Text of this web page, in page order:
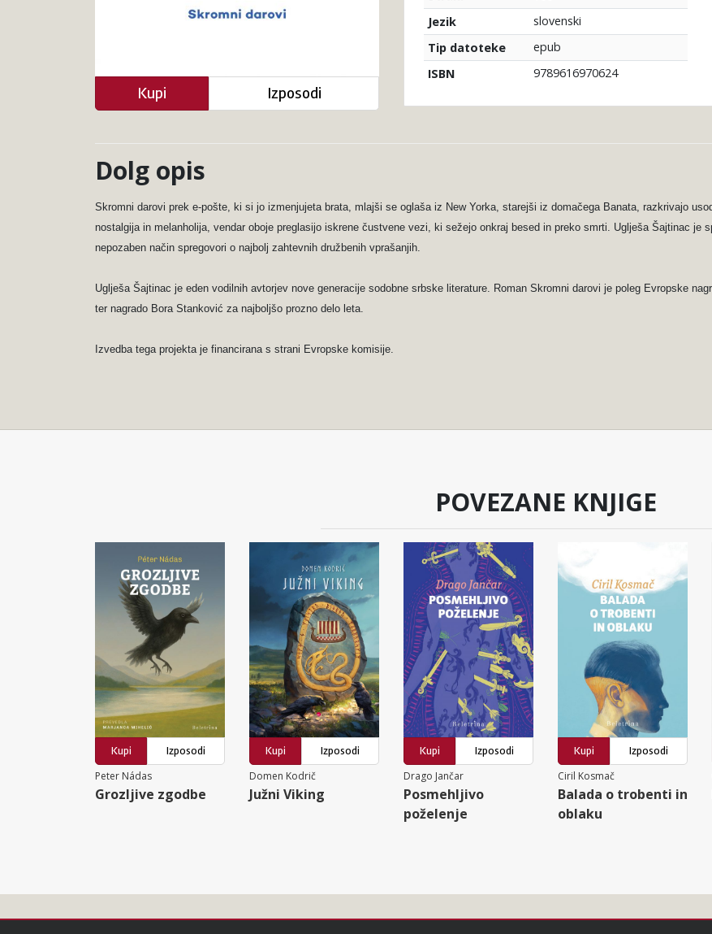
Jezik
slovenski
Tip datoteke
epub
ISBN
9789616970624
Kupi Izposodi
Dolg opis
Skromni darovi prek e-pošte, ki si jo izmenjujeta brata, mlajši se oglaša iz New Yorka, starejši iz domačega Banata, razkrivajo
nostalgija in melanholija, vendar oboje preglasijo iskrene čustvene vezi, ki sežejo onkraj besed in preko smrti. Uglješa Šajtinac je
nepozaben način spregovori o najbolj zahtevnih družbenih vprašanjih.
Uglješa Šajtinac je eden vodilnih avtorjev nove generacije sodobne srbske literature. Roman Skromni darovi je poleg Evropske
ter nagrado Bora Stanković za najboljšo prozno delo leta.
Izvedba tega projekta je financirana s strani Evropske komisije.
POVEZANE KNJIGE
Kupi
Izposodi
Peter Nádas
Grozljive zgodbe
Kupi
Izposodi
Domen Kodrič
Južni Viking
Kupi
Izposodi
Drago Jančar
Posmehljivo
poželenje
Kupi
Izposodi
Ciril Kosmač
Balada o trobenti in
oblaku